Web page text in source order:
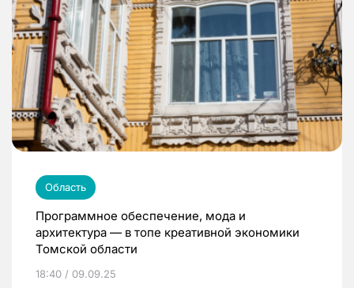
Область
Программное обеспечение, мода и
архитектура — в топе креативной экономики
Томской области
18:40 / 09.09.25